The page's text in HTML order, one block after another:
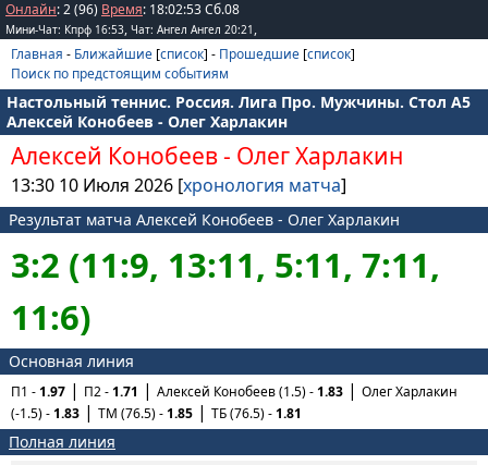
Онлайн: 2 (96) Время: 18:02:53Сб.08
Мини-Чат: Кпрф 16:53, Чат: Ангел Ангел 20:21 ,
Главная - Ближайшие [список] - Прошедшие [список]
Поиск по предстоящим событиям
Настольный теннис. Россия. Лига Про. Мужчины. Стол А5
Алексей Конобеев - Олег Харлакин
Алексей Конобеев- Олег Харлакин
13:30 10 Июля 2026 [хронология матча]
Результат матча Алексей Конобеев - Олег Харлакин
3:2 (11:9, 13:11, 5:11, 7:11,
11:6)
Основная линия
П1 -1.97 П2 -1.71 Алексей Конобеев (1.5) -1.83
Олег Харлакин
(-1.5) -1.83 ТМ (76.5) -1.85 ТБ (76.5) -1.81
Полная линия